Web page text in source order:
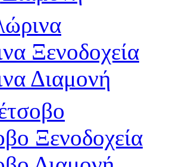
Ξενοδοχεία
Διαμονή
Ξενοδοχεία